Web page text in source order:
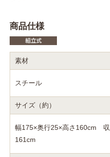
商品仕様
素材
スチール
サイズ（約）
幅175×奥行25×高さ160cm 収
161cm